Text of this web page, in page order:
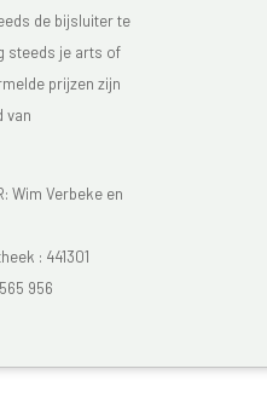
de bijsluiter te
steeds je arts of
prijzen zijn
van
Wim Verbeke en
: 441301
956
in de FAGG lijst